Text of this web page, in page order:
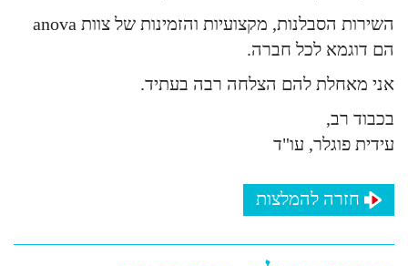
השירות הסבלנות, מקצועיות והזמינות של צוות anova
הם דוגמא לכל חברה.
אני מאחלת להם הצלחה רבה בעתיד.
בכבוד רב,
עידית פוגלר, עו"ד
חזרה להמלצות